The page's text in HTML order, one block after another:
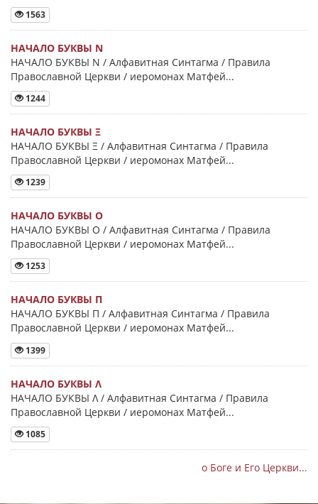
1563
НАЧАЛО БУКВЫ Ν
НАЧАЛО БУКВЫ Ν / Алфавитная Синтагма / Правила
Православной Церкви / иеромонах Матфей...
1244
НАЧАЛО БУКВЫ Ξ
НАЧАЛО БУКВЫ Ξ / Алфавитная Синтагма / Правила
Православной Церкви / иеромонах Матфей...
1239
НАЧАЛО БУКВЫ Ο
НАЧАЛО БУКВЫ Ο / Алфавитная Синтагма / Правила
Православной Церкви / иеромонах Матфей...
1253
НАЧАЛО БУКВЫ Π
НАЧАЛО БУКВЫ Π / Алфавитная Синтагма / Правила
Православной Церкви / иеромонах Матфей...
1399
НАЧАЛО БУКВЫ Λ
НАЧАЛО БУКВЫ Λ / Алфавитная Синтагма / Правила
Православной Церкви / иеромонах Матфей...
1085
о Боге и Его Церкви...